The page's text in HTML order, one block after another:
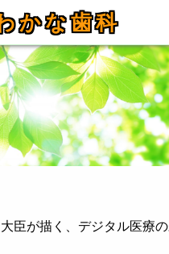
かな歯科
臣が描く、デジタル医療